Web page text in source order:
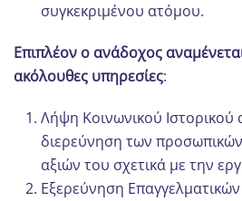
συγκεκριμένου ατόμου.
Επιπλέον ο ανάδοχος
ακόλουθες υπηρεσίες:
Λήψη Κοινωνικού Ιστορικού
διερεύνηση των
αξιών του σχετικά με την
Εξερεύνηση